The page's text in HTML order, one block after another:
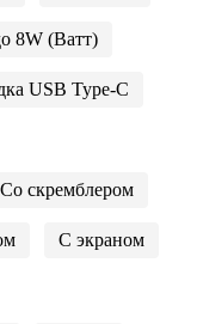
8W (Ватт)
USB Type-C
Со скремблером
С экраном